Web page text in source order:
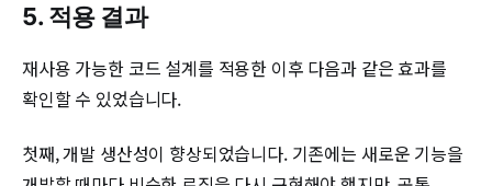
5. 적용 결과
재사용 가능한 코드 설계를 적용한 이후 다음과 같은 효과를
확인할 수 있었습니다.
첫째, 개발 생산성이 향상되었습니다. 기존에는 새로운 기능을